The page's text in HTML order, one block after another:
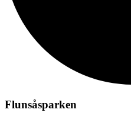
Flunsåsparken